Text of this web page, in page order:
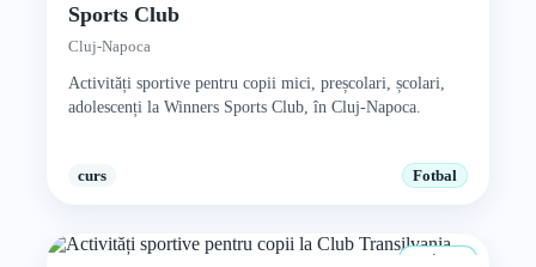
Sports Club
Cluj-Napoca
Activități sportive pentru copii mici, preșcolari, școlari,
adolescenți la Winners Sports Club, în Cluj-Napoca.
curs Fotbal
4+ ani